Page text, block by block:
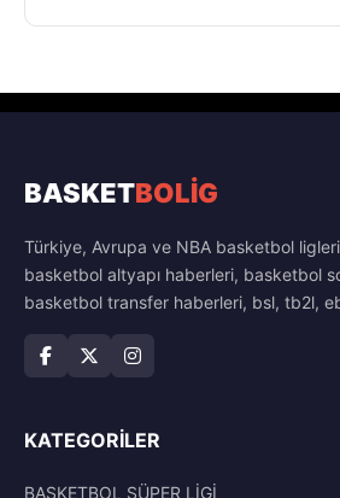
BASKETBOLİG
Türkiye, Avrupa ve NBA basketbol
basketbol altyapı haberleri, basketbol
basketbol transfer haberleri, bsl, tb2l,
KATEGORILER
BASKETBOL SÜPER LİGİ